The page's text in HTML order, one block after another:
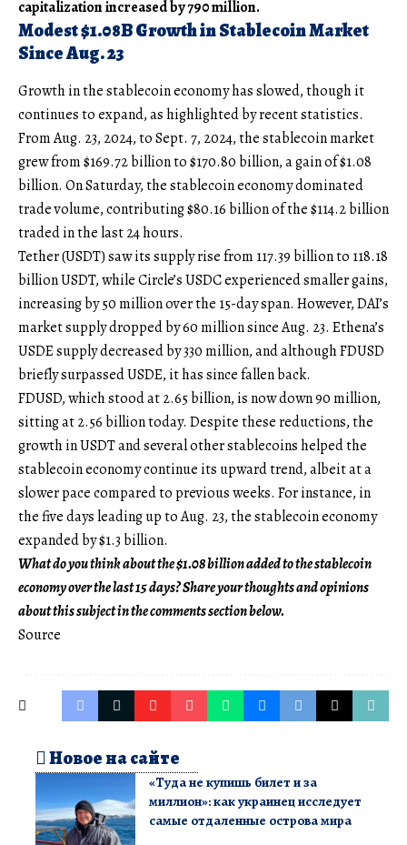
capitalization increased by 790 million.
Modest $1.08B Growth in Stablecoin Market
Since Aug. 23
Growth in the stablecoin economy has slowed, though it
continues to expand, as highlighted by recent statistics.
From Aug. 23, 2024, to Sept. 7, 2024, the stablecoin market
grew from $169.72 billion to $170.80 billion, a gain of $1.08
billion. On Saturday, the stablecoin economy dominated
trade volume, contributing $80.16 billion of the $114.2 billion
traded in the last 24 hours.
Tether (USDT) saw its supply rise from 117.39 billion to 118.18
billion USDT, while Circle’s USDC experienced smaller gains,
increasing by 50 million over the 15-day span. However, DAI’s
market supply dropped by 60 million since Aug. 23. Ethena’s
USDE supply decreased by 330 million, and although FDUSD
briefly surpassed USDE, it has since fallen back.
FDUSD, which stood at 2.65 billion, is now down 90 million,
sitting at 2.56 billion today. Despite these reductions, the
growth in USDT and several other stablecoins helped the
stablecoin economy continue its upward trend, albeit at a
slower pace compared to previous weeks. For instance, in
the five days leading up to Aug. 23, the stablecoin economy
expanded by $1.3 billion.
What do you think about the $1.08 billion added to the stablecoin
economy over the last 15 days? Share your thoughts and opinions
about this subject in the comments section below.
Source
Новое на сайте
«Туда не купишь билет и за
миллион»: как украинец исследует
самые отдаленные острова мира